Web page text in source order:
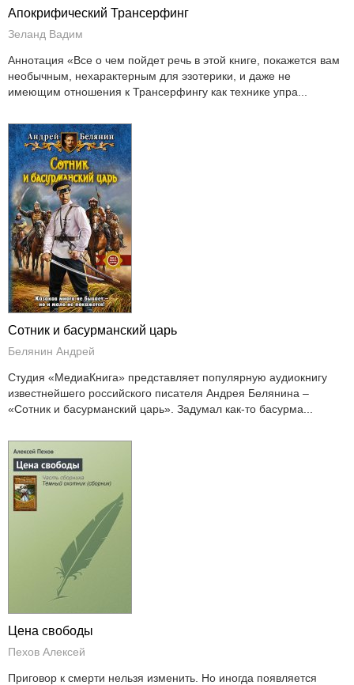
Апокрифический Трансерфинг
Зеланд Вадим
Аннотация «Все о чем пойдет речь в этой книге, покажется вам
необычным, нехарактерным для эзотерики, и даже не
имеющим отношения к Трансерфингу как технике упра...
Сотник и басурманский царь
Белянин Андрей
Студия «МедиаКнига» представляет популярную аудиокнигу
известнейшего российского писателя Андрея Белянина –
«Сотник и басурманский царь». Задумал как-то басурма...
Цена свободы
Пехов Алексей
Приговор к смерти нельзя изменить. Но иногда появляется